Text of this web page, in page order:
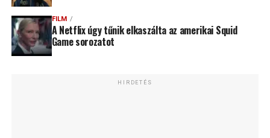
FILM
A Netflix úgy tűnik elkaszálta az amerikai Squid
Game sorozatot
HIRDETÉS